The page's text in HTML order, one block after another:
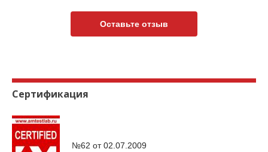
Оставьте отзыв
Сертификация
№62 от02.07.2009